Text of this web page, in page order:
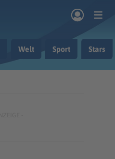
Welt Sport Stars